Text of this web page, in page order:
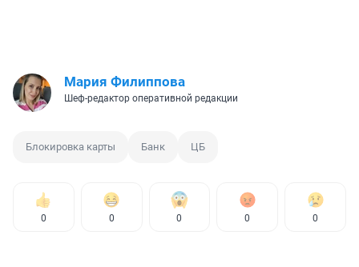
Мария Филиппова
Шеф-редактор оперативной редакции
Блокировка карты Банк ЦБ
0 0 0 0 0